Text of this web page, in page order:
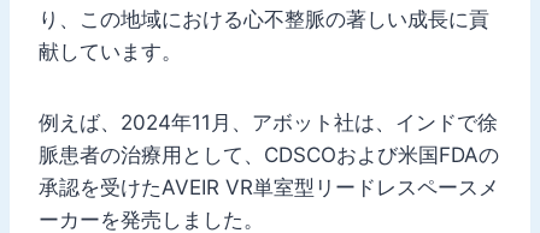
り、この地域における心不整脈の著しい成長に貢
献しています。
例えば、2024年11月、アボット社は、インドで徐
脈患者の治療用として、CDSCOおよび米国FDAの
承認を受けたAVEIR VR単室型リードレスペースメ
ーカーを発売しました。